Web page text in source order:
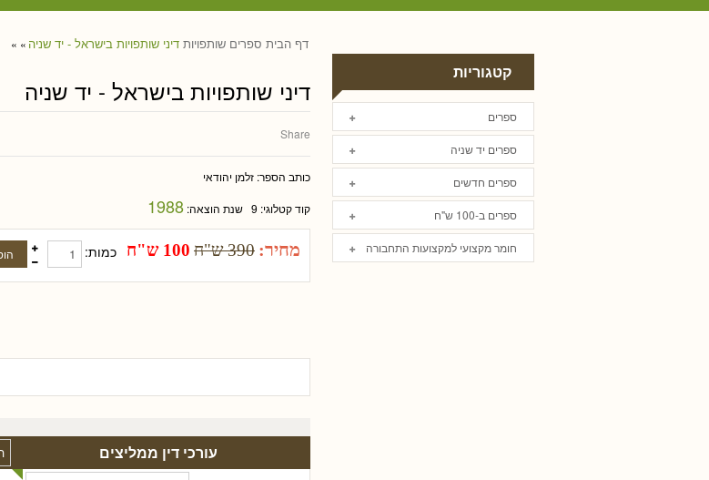
דף הבית » ספרים שותפויות » דיני שותפויות בישראל - יד שניה
דיני שותפויות בישראל - יד שניה
Share
כותב הספר:זלמן יהודאי
קוד קטלוגי: 9 שנת הוצאה:1988
מחיר: 390 ש"ח 100 ש"ח כמות:
עורכי דין ממליצים
קטגוריות
ספרים
ספרים יד שניה
ספרים חדשים
ספרים ב-100 ש"ח
חומר מקצועי למקצועות התחבורה